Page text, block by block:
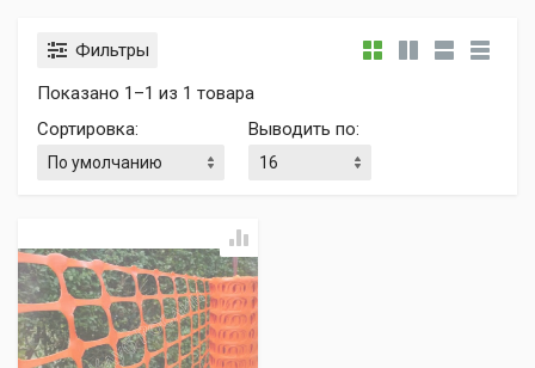
Фильтры
Показано 1–1 из 1 товара
Сортировка: Выводить по: